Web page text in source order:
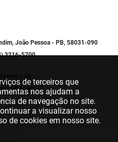
João Pessoa - PB, 58031-090
3216-5700
de terceiros que
nos ajudam a
de navegação no site.
a visualizar nosso
de cookies em nosso site.